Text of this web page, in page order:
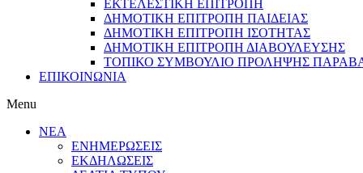
ΕΚΤΕΛΕΣΤΙΚΗ ΕΠΙΤΡΟΠΗ
ΔΗΜΟΤΙΚΗ ΕΠΙΤΡΟΠΗ ΠΑΙΔΕΙΑΣ
ΔΗΜΟΤΙΚΗ ΕΠΙΤΡΟΠΗ ΙΣΟΤΗΤΑΣ
ΔΗΜΟΤΙΚΗ ΕΠΙΤΡΟΠΗ ΔΙΑΒΟΥΛΕΥΣΗΣ
ΤΟΠΙΚΟ ΣΥΜΒΟΥΛΙΟ ΠΡΟΛΗΨΗΣ
ΕΠΙΚΟΙΝΩΝΙΑ
Menu
ΝΕΑ
ΕΝΗΜΕΡΩΣΕΙΣ
ΕΚΔΗΛΩΣΕΙΣ